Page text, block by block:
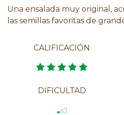
Una ensalada muy original,
las semillas favoritas de
CALIFICACIÓN
DIFICULTAD